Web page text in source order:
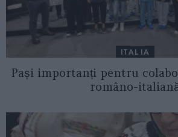
ITALIA
Pași importanți pentru
româno-